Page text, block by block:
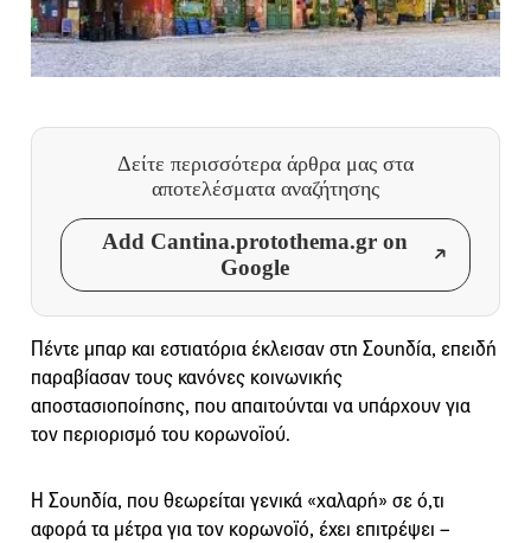
Δείτε περισσότερα άρθρα μας στα
αποτελέσματα αναζήτησης
Add Cantina.protothema.gr on
Google
Πέντε μπαρ και εστιατόρια έκλεισαν στη Σουηδία, επειδή
παραβίασαν τους κανόνες κοινωνικής
αποστασιοποίησης, που απαιτούνται να υπάρχουν για
τον περιορισμό του κορωνοϊού.
Η Σουηδία, που θεωρείται γενικά «χαλαρή» σε ό,τι
αφορά τα μέτρα για τον κορωνοϊό, έχει επιτρέψει –